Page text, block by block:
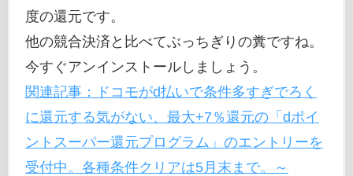
度の還元です。
他の競合決済と比べてぶっちぎりの糞ですね。
今すぐアンインストールしましょう。
関連記事：ドコモがd払いで条件多すぎでろく
に還元する気がない、最大+7％還元の「dポイ
ントスーパー還元プログラム」のエントリーを
受付中。各種条件クリアは5月末まで。～